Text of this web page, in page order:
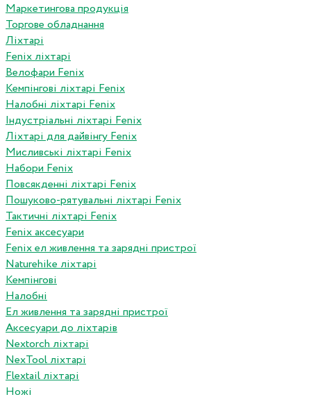
Маркетингова продукція
Торгове обладнання
Ліхтарі
Fenix ліхтарі
Велофари Fenix
Кемпінгові ліхтарі Fenix
Налобні ліхтарі Fenix
Індустріальні ліхтарі Fenix
Ліхтарі для дайвінгу Fenix
Мисливські ліхтарі Fenix
Набори Fenix
Повсякденні ліхтарі Fenix
Пошуково-рятувальні ліхтарі Fenix
Тактичні ліхтарі Fenix
Fenix аксесуари
Fenix ел живлення та зарядні пристрої
Naturehike ліхтарі
Кемпінгові
Налобні
Ел живлення та зарядні пристрої
Аксесуари до ліхтарів
Nextorch ліхтарі
NexTool ліхтарі
Flextail ліхтарі